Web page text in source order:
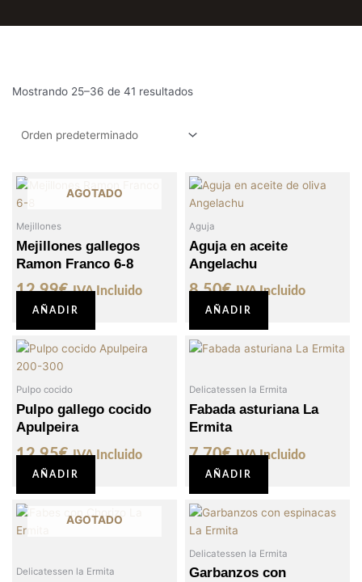
Mostrando 25–36 de 41 resultados
AGOTADO
Mejillones
Mejillones gallegos
Ramon Franco 6-8
12,99€ IVA Incluido
AÑADIR
Aguja
Aguja en aceite
Angelachu
8,50€ IVA Incluido
AÑADIR
Pulpo cocido
Pulpo gallego cocido
Apulpeira
12,95€ IVA Incluido
AÑADIR
Delicatessen la Ermita
Fabada asturiana La
Ermita
7,70€ IVA Incluido
AÑADIR
AGOTADO
Delicatessen la Ermita
Delicatessen la Ermita
Garbanzos con